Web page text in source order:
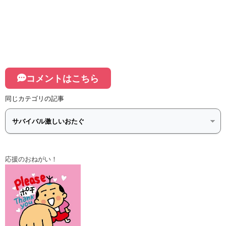
コメントはこちら
同じカテゴリの記事
応援のおねがい！